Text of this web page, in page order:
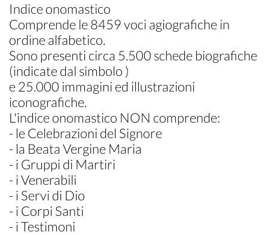
Indice onomastico
Comprende le 8459 voci agiografiche in
ordine alfabetico.
Sono presenti circa 5.500 schede biografiche
(indicate dal simbolo )
e 25.000 immagini ed illustrazioni
iconografiche.
L'indice onomastico NON comprende:
- le Celebrazioni del Signore
- la Beata Vergine Maria
- i Gruppi di Martiri
- i Venerabili
- i Servi di Dio
- i Corpi Santi
- i Testimoni